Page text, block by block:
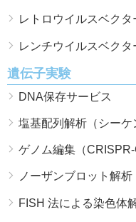
レトロウイルスベクタ
レンチウイルスベクタ
遺伝子実験
DNA保存サービス
塩基配列解析（シーケ
ゲノム編集（
ノーザンブロット解
FISH 法による染色体